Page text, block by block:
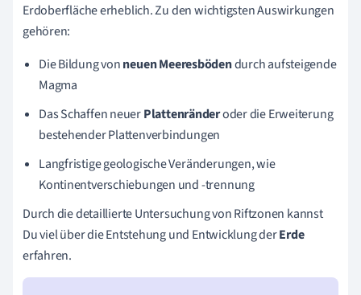
Erdoberfläche erheblich. Zu den wichtigsten Auswirkungen
gehören:
Die Bildung vonneuen Meeresbödendurch aufsteigende
Magma
Das Schaffen neuerPlattenränderoder die Erweiterung
bestehender Plattenverbindungen
Langfristige geologische Veränderungen, wie
Kontinentverschiebungen und -trennung
Durch die detaillierte Untersuchung von Riftzonen kannst
Du viel über die Entstehung und Entwicklung derErde
erfahren.